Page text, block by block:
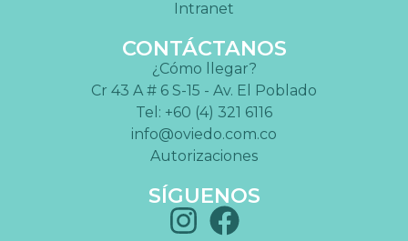
Intranet
CONTÁCTANOS
¿Cómo llegar?
Cr 43 A # 6 S-15 - Av. El Poblado
Tel: +60 (4) 321 6116
info@oviedo.com.co
Autorizaciones
SÍGUENOS